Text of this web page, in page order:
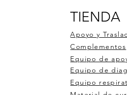
TIENDA
Apoyo y
Complementos
Equipo de
Equipo de
Equipo